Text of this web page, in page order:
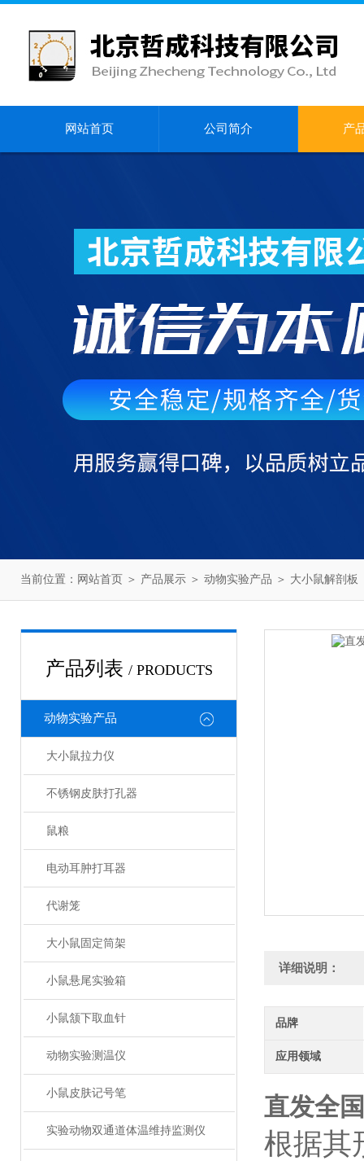
网站首页 公司简介 产
当前位置： 网站首页 ＞ 产品展示 ＞ 动物实验产品 ＞ 大小鼠解剖板
产品列表 / PRODUCTS
动物实验产品
大小鼠拉力仪
不锈钢皮肤打孔器
鼠粮
电动耳肿打耳器
代谢笼
大小鼠固定筒架
小鼠悬尾实验箱
小鼠颔下取血针
动物实验测温仪
小鼠皮肤记号笔
实验动物双通道体温维持监测仪
详细说明：
品牌
应用领域
直发全
根据其